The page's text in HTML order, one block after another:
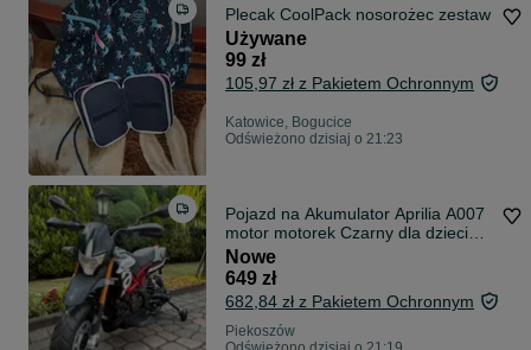
Plecak CoolPack nosorożec zestaw
Używane
99 zł
105,97 zł z Pakietem Ochronnym
Katowice, Bogucice
Odświeżono dzisiaj o 21:23
Pojazd na Akumulator Aprilia A007
motor motorek Czarny dla dzieci
EVA
Nowe
649 zł
682,84 zł z Pakietem Ochronnym
Piekoszów